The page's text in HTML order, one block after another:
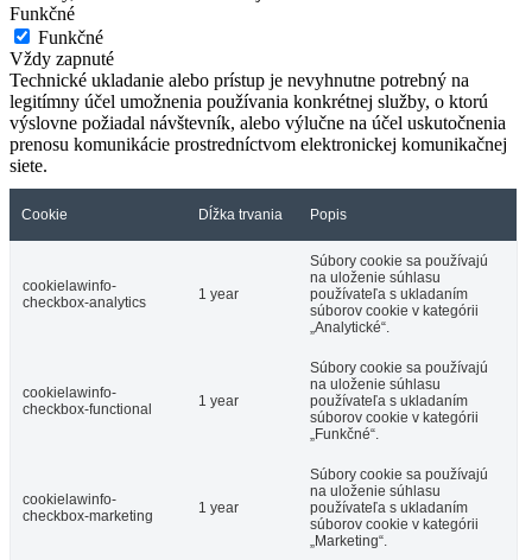
Funkčné
Funkčné
Vždy zapnuté
Technické ukladanie alebo prístup je nevyhnutne potrebný na
legitímny účel umožnenia používania konkrétnej služby, o ktorú
výslovne požiadal návštevník, alebo výlučne na účel uskutočnenia
prenosu komunikácie prostredníctvom elektronickej komunikačnej
siete.
Cookie Dĺžka trvania Popis
cookielawinfo-
checkbox-analytics
1 year
Súbory cookie sa používajú
na uloženie súhlasu
používateľa s ukladaním
súborov cookie v kategórii
„Analytické“.
cookielawinfo-
checkbox-functional
1 year
Súbory cookie sa používajú
na uloženie súhlasu
používateľa s ukladaním
súborov cookie v kategórii
„Funkčné“.
cookielawinfo-
checkbox-marketing
1 year
Súbory cookie sa používajú
na uloženie súhlasu
používateľa s ukladaním
súborov cookie v kategórii
„Marketing“.